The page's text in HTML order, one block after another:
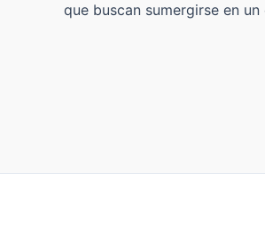
que buscan sumergirse en